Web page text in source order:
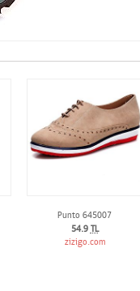
Punto 645007
54.9 TL
zizigo.com